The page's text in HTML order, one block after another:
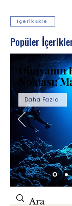
İçerik Ekle
Popüler
Dünyanın
Noktası;
Daha Fazla